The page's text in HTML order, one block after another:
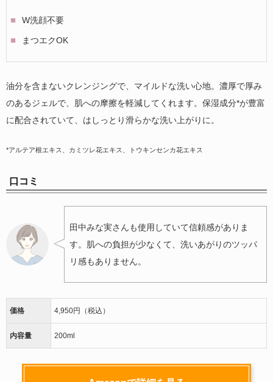
W洗顔不要
まつエクOK
油分を含まないクレンジングで、マイルドな洗い心地。濃厚で厚み
のあるジェルで、肌への摩擦を軽減してくれます。保湿成分*が豊富
に配合されていて、はしっとり滑らかな洗い上がりに。
*アルテア根エキス、カミツレ花エキス、トウキンセンカ花エキス
口コミ
田中みな実さんも使用していて信頼感がありま
す。肌への負担が少なくて、洗いあがりのツッパ
リ感もありません。
価格 4,950円（税込）
内容量 200ml